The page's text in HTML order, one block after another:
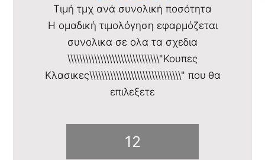
ΥΦΑΣΜΑΤΙΝΑ
ΣΑΠΟΥΝΙΑ
Τιμή τμχ ανά συνολική ποσότητα
Η ομαδική τιμολόγηση εφαρμόζεται
συνολικα σε ολα τα σχεδια
\\\\\\\\\\\\\\\\\\\\\\\\\\\\\\\"Κουπες
Κλασικες\\\\\\\\\\\\\\\\\\\\\\\\\\\\\\\" που θα
επιλεξετε